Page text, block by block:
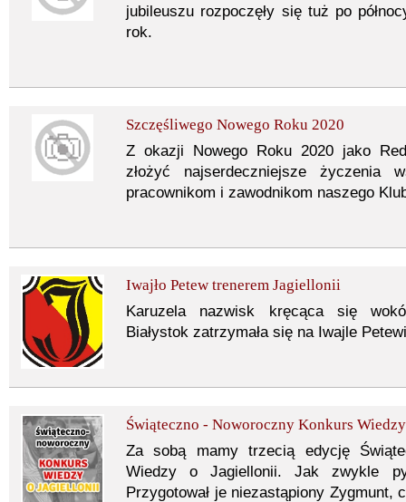
jubileuszu rozpoczęły się tuż po
rok.
Szczęśliwego Nowego Roku 2020
Z okazji Nowego Roku 2020 jako
złożyć najserdeczniejsze życzenia
pracownikom i zawodnikom naszego
Iwajło Petew trenerem Jagiellonii
Karuzela nazwisk kręcąca się
Białystok zatrzymała się na Iwajle
Świąteczno - Noworoczny Konkurs
Za sobą mamy trzecią edycję
Wiedzy o Jagiellonii. Jak zwykle
Przygotował je niezastąpiony